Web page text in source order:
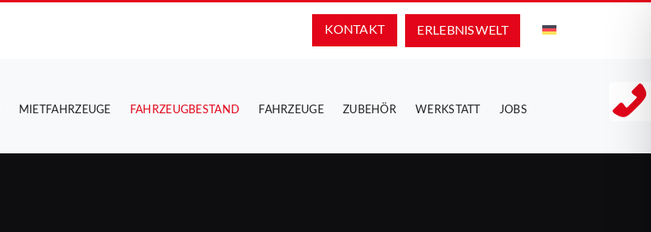
ERLEBNIS­WELT
KONTAKT
MIETFAHRZEUGE FAHRZEUGBESTAND FAHRZEUGE ZUBEHÖR WERKSTATT JOBS